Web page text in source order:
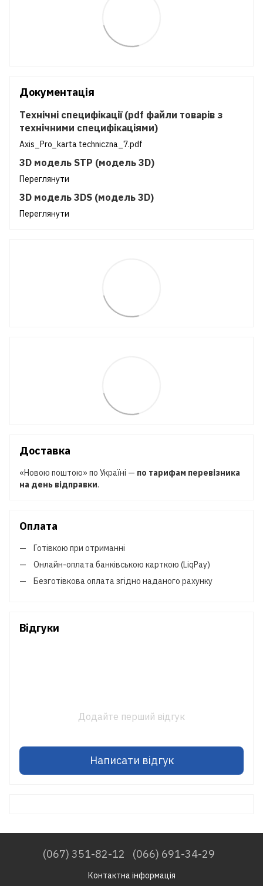
Документація
Технічні специфікації (pdf файли товарів з
технічними специфікаціями)
Axis_Pro_karta techniczna_7.pdf
3D модель STP (модель 3D)
Переглянути
3D модель 3DS (модель 3D)
Переглянути
Доставка
«Новою поштою» по Україні — по тарифам перевізника
на день відправки.
Оплата
Готівкою при отриманні
Онлайн-оплата банківською карткою (LiqPay)
Безготівкова оплата згідно наданого рахунку
Відгуки
Додайте перший відгук
Написати відгук
(067) 351-82-12 (066) 691-34-29
Контактна інформація